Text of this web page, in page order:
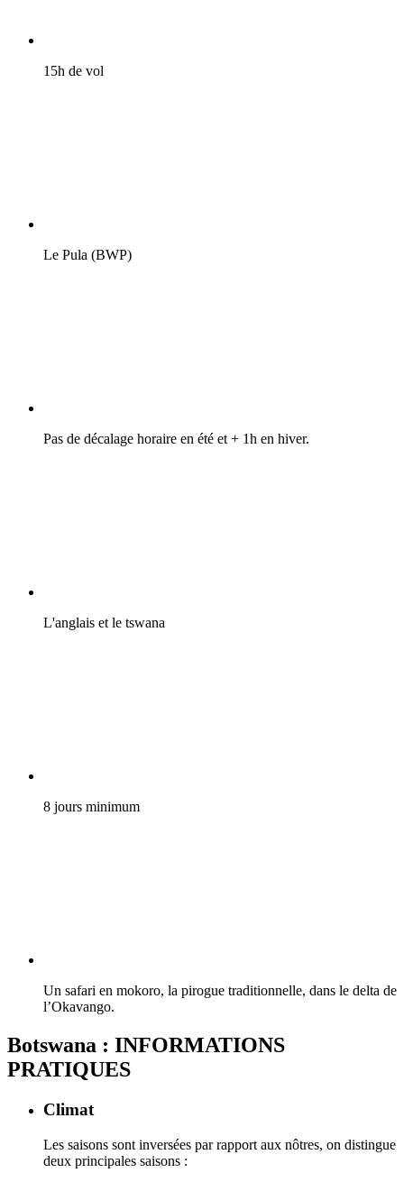
15h de vol
Le Pula (BWP)
Pas de décalage horaire en été et + 1h en hiver.
L'anglais et le tswana
8 jours minimum
Un safari en mokoro, la pirogue traditionnelle, dans le delta de
l’Okavango.
Botswana : INFORMATIONS
PRATIQUES
Climat
Les saisons sont inversées par rapport aux nôtres, on distingue
deux principales saisons :